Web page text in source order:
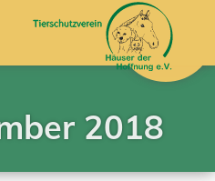
2018